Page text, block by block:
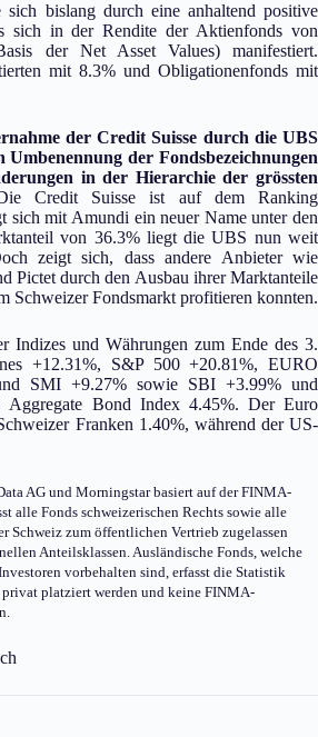
sich bislang durch eine anhaltend positive
sich in der Rendite der Aktienfonds von
der Net Asset Values) manifestiert.
mit 8.3% und Obligationenfonds mit
der Credit Suisse durch die UBS
Umbenennung der Fondsbezeichnungen
in der Hierarchie der grössten
Credit Suisse ist auf dem Ranking
sich mit Amundi ein neuer Name unter den
von 36.3% liegt die UBS nun weit
zeigt sich, dass andere Anbieter wie
Pictet durch den Ausbau ihrer Marktanteile
Schweizer Fondsmarkt profitieren konnten.
Indizes und Währungen zum Ende des 3.
+12.31%, S&P 500 +20.81%, EURO
SMI +9.27% sowie SBI +3.99% und
Aggregate Bond Index 4.45%. Der Euro
Franken 1.40%, während der US-
AG und Morningstar basiert auf der FINMA-
alle Fonds schweizerischen Rechts sowie alle
Schweiz zum öffentlichen Vertrieb zugelassen
Anteilsklassen. Ausländische Fonds, welche
vorbehalten sind, erfasst die Statistik
platziert werden und keine FINMA-